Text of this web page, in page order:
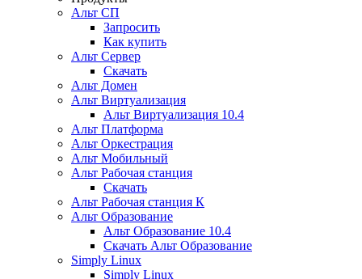
Альт СП
Запросить
Как купить
Альт Сервер
Скачать
Альт Домен
Альт Виртуализация
Альт Виртуализация 10.4
Альт Платформа
Альт Оркестрация
Альт Мобильный
Альт Рабочая станция
Скачать
Альт Рабочая станция К
Альт Образование
Альт Образование 10.4
Скачать Альт Образование
Simply Linux
Simply Linux